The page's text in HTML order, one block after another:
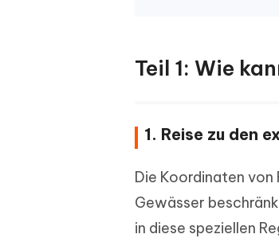
Teil 1: Wie
1. Reise zu den
Die Koordinaten von
Gewässer
in diese speziellen